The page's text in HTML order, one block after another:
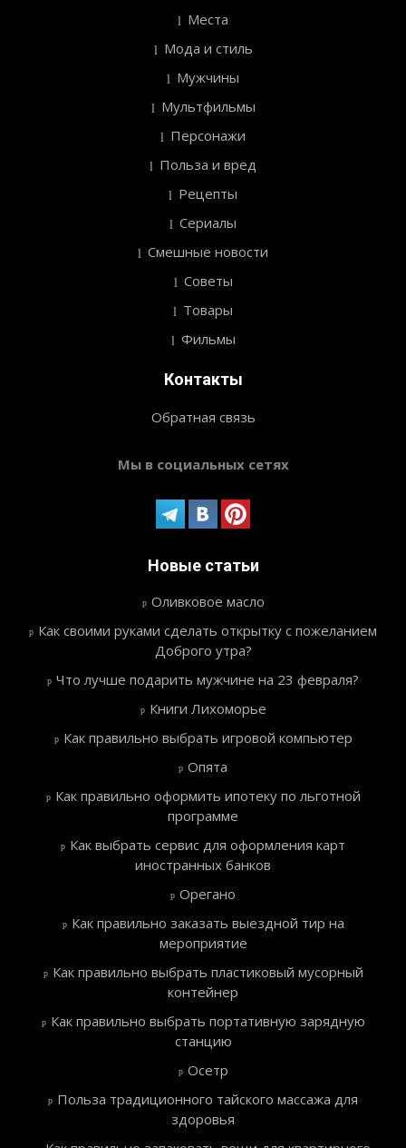
Места
Мода и стиль
Мужчины
Мультфильмы
Персонажи
Польза и вред
Рецепты
Сериалы
Смешные новости
Советы
Товары
Фильмы
Контакты
Обратная связь
Мы в социальных сетях
Новые статьи
Оливковое масло
Как своими руками сделать открытку с пожеланием
Доброго утра?
Что лучше подарить мужчине на 23 февраля?
Книги Лихоморье
Как правильно выбрать игровой компьютер
Опята
Как правильно оформить ипотеку по льготной
программе
Как выбрать сервис для оформления карт
иностранных банков
Орегано
Как правильно заказать выездной тир на
мероприятие
Как правильно выбрать пластиковый мусорный
контейнер
Как правильно выбрать портативную зарядную
станцию
Осетр
Польза традиционного тайского массажа для
здоровья